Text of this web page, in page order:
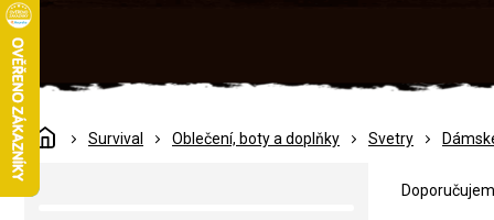
DomůSurvival Oblečení, boty a doplňky Svetry
P
o